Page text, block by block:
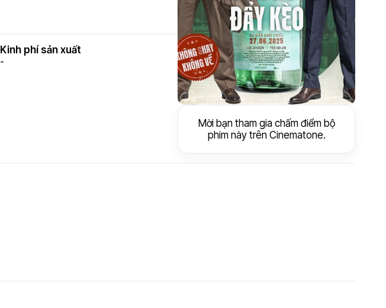
Kinh phí sản xuất
-
Mời bạn tham gia chấm điểm bộ
phim này trên Cinematone.